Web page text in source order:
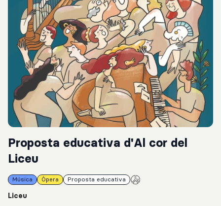
Proposta educativa d'Al cor del
Liceu
Música Òpera Proposta educativa
Liceu